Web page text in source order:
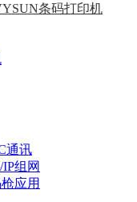
条码打印机
通讯
组网
应用